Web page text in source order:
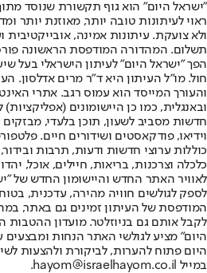
"ישראל היום" הוא גוף תקשורת שנוסד
ראוי לעיתונות טובה יותר, מאוזנת יותר
ולא צועקת. עיתונות אמינה, אובייקטיבית
הפך "ישראל היום" לעיתון הישראלי בעל
חול. מו"ל העיתון היא ד"ר מרים אדלסון.
והעורך המייסד הוא עמוס רגב. אתרי
חדשות מסביב לשעון, תוכן בלעדי, מבזקים
וידיאו, פודקאסטים ושידורים חיים.
כוללות ערוצי חדשות ודעות, תרבות ובידור,
לאוויר האתר החדש והיישומון החדש של
לספק לגולשים חוויה מהירה, עדכנית,
המודפסת של העיתון זמינים גם באתר,
לקבל אותם גם בניוזלטר. מועדון ההטבות
היום" מציע לגולשי האתר הנחות ומבצעים
היום פתוח להערות, לביקורת ולהצעות
במייל hayom@israelhayom.co.il.